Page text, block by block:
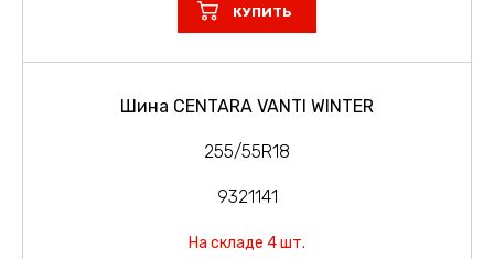
КУПИТЬ
Шина CENTARA VANTI WINTER
255/55R18
9321141
На складе 4 шт.